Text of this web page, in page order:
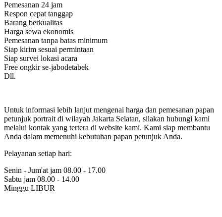
Pemesanan 24 jam
Respon cepat tanggap
Barang berkualitas
Harga sewa ekonomis
Pemesanan tanpa batas minimum
Siap kirim sesuai permintaan
Siap survei lokasi acara
Free ongkir se-jabodetabek
Dll.
Untuk informasi lebih lanjut mengenai harga dan pemesanan papan
petunjuk portrait di wilayah Jakarta Selatan, silakan hubungi kami
melalui kontak yang tertera di website kami. Kami siap membantu
Anda dalam memenuhi kebutuhan papan petunjuk Anda.
Pelayanan setiap hari:
Senin - Jum'at jam 08.00 - 17.00
Sabtu jam 08.00 - 14.00
Minggu LIBUR